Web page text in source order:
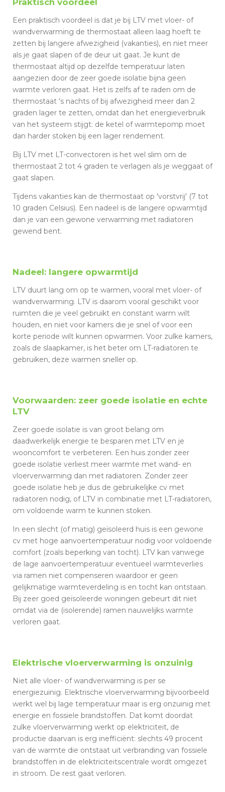
Een praktisch voordeel is dat je bij LTV met vloer- of
wandverwarming de thermostaat alleen laag hoeft te
zetten bij langere afwezigheid (vakanties), en niet meer
als je gaat slapen of de deur uit gaat. Je kunt de
thermostaat altijd op dezelfde temperatuur laten
aangezien door de zeer goede isolatie bijna geen
warmte verloren gaat. Het is zelfs af te raden om de
thermostaat 's nachts of bij afwezigheid meer dan 2
graden lager te zetten, omdat dan het energieverbruik
van het systeem stijgt: de ketel of warmtepomp moet
dan harder stoken bij een lager rendement.
Bij LTV met LT-convectoren is het wel slim om de
thermostaat 2 tot 4 graden te verlagen als je weggaat of
gaat slapen.
Tijdens vakanties kan de thermostaat op 'vorstvrij' (7 tot
10 graden Celsius). Een nadeel is de langere opwarmtijd
dan je van een gewone verwarming met radiatoren
gewend bent.
Nadeel: langere opwarmtijd
LTV duurt lang om op te warmen, vooral met vloer- of
wandverwarming. LTV is daarom vooral geschikt voor
ruimten die je veel gebruikt en constant warm wilt
houden, en niet voor kamers die je snel of voor een
korte periode wilt kunnen opwarmen. Voor zulke kamers,
zoals de slaapkamer, is het beter om LT-radiatoren te
gebruiken, deze warmen sneller op.
Voorwaarden: zeer goede isolatie en echte
LTV
Zeer goede isolatie is van groot belang om
daadwerkelijk energie te besparen met LTV en je
wooncomfort te verbeteren. Een huis zonder zeer
goede isolatie verliest meer warmte met wand- en
vloerverwarming dan met radiatoren. Zonder zeer
goede isolatie heb je dus de gebruikelijke cv met
radiatoren nodig, of LTV in combinatie met LT-radiatoren,
om voldoende warm te kunnen stoken.
In een slecht (of matig) geïsoleerd huis is een gewone
cv met hoge aanvoertemperatuur nodig voor voldoende
comfort (zoals beperking van tocht). LTV kan vanwege
de lage aanvoertemperatuur eventueel warmteverlies
via ramen niet compenseren waardoor er geen
gelijkmatige warmteverdeling is en tocht kan ontstaan.
Bij zeer goed geïsoleerde woningen gebeurt dit niet
omdat via de (isolerende) ramen nauwelijks warmte
verloren gaat.
Elektrische vloerverwarming is onzuinig
Niet alle vloer- of wandverwarming is per se
energiezuinig. Elektrische vloerverwarming bijvoorbeeld
werkt wel bij lage temperatuur maar is erg onzuinig met
energie en fossiele brandstoffen. Dat komt doordat
zulke vloerverwarming werkt op elektriciteit, de
productie daarvan is erg inefficiënt: slechts 49 procent
van de warmte die ontstaat uit verbranding van fossiele
brandstoffen in de elektriciteitscentrale wordt omgezet
in stroom. De rest gaat verloren.